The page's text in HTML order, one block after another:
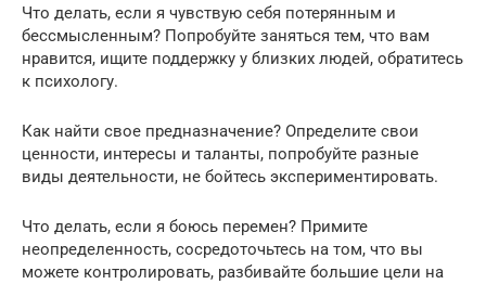
Что делать, если я чувствую себя потерянным и
бессмысленным? Попробуйте заняться тем, что вам
нравится, ищите поддержку у близких людей, обратитесь
к психологу.
Как найти свое предназначение? Определите свои
ценности, интересы и таланты, попробуйте разные
виды деятельности, не бойтесь экспериментировать.
Что делать, если я боюсь перемен? Примите
неопределенность, сосредоточьтесь на том, что вы
можете контролировать, разбивайте большие цели на